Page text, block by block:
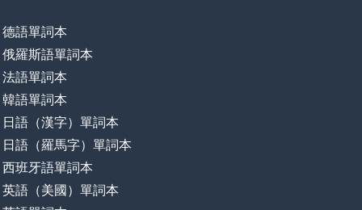
德語單詞本
俄羅斯語單詞本
法語單詞本
韓語單詞本
日語（漢字）單詞本
日語（羅馬字）單詞本
西班牙語單詞本
英語（美國）單詞本